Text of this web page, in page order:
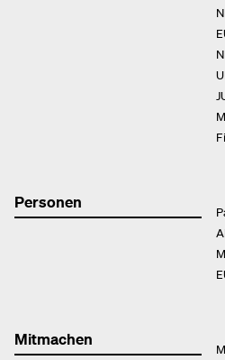
Personen
Mitmachen